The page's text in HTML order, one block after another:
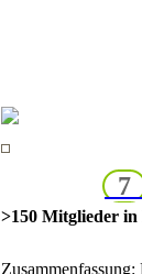
>150 Mitglieder in
Zusammenfassung: